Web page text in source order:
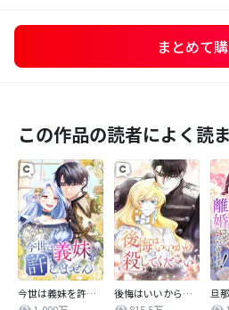
まとめて
この作品の読者によく読
今世は義妹を許しません
後悔はいいから殺してください